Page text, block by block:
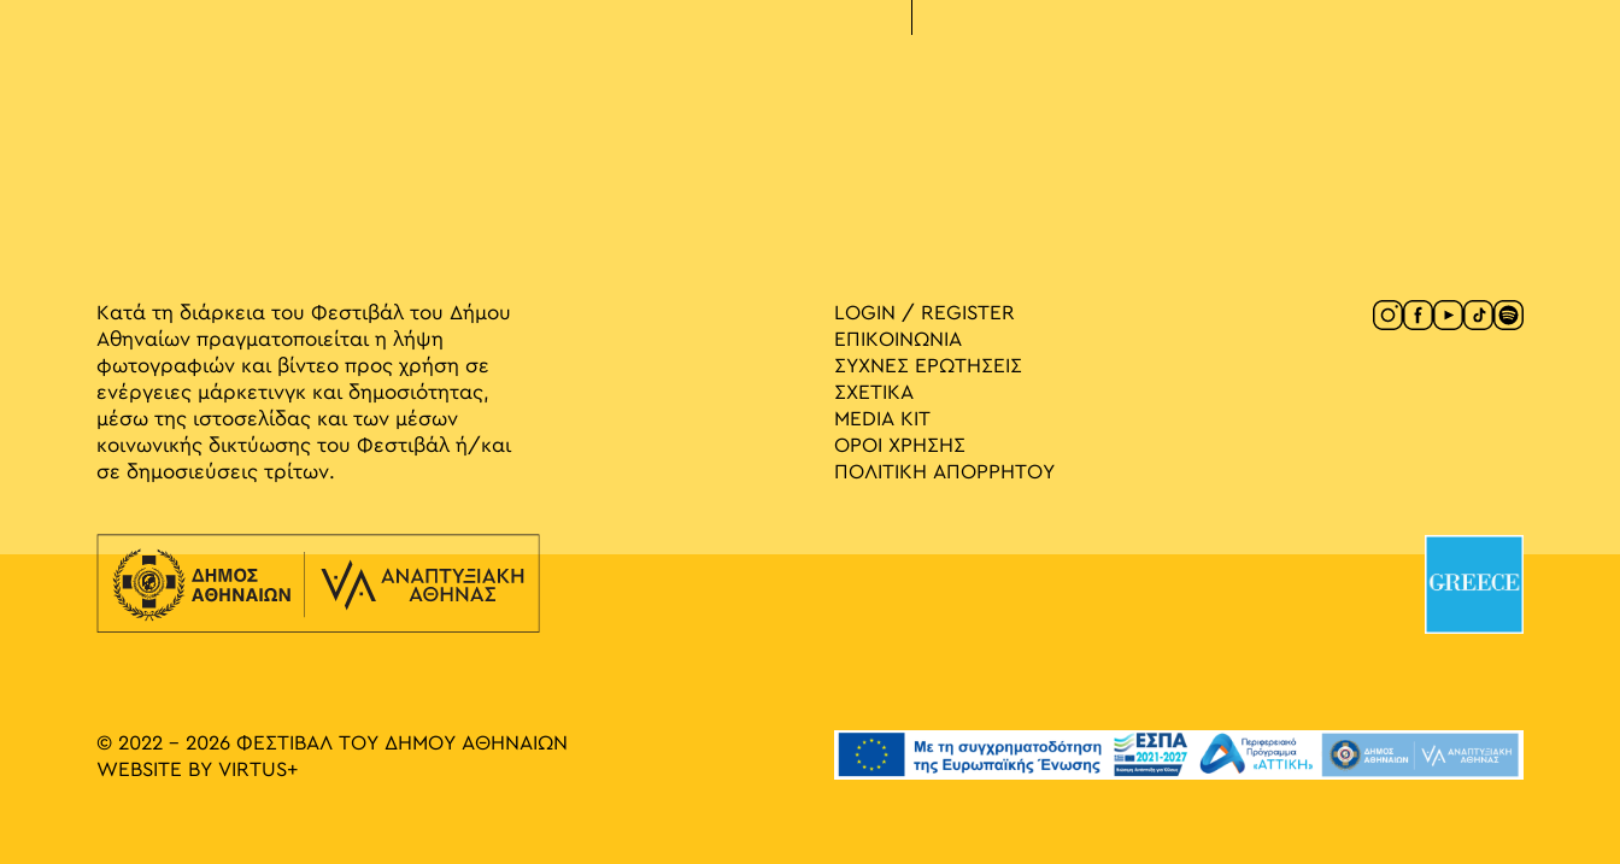
Κατά τη διάρκεια του Φεστιβάλ του Δήμου
Αθηναίων πραγματοποιείται η λήψη
φωτογραφιών και βίντεο προς χρήση σε
ενέργειες μάρκετινγκ και δημοσιότητας,
μέσω της ιστοσελίδας και των μέσων
κοινωνικής δικτύωσης του Φεστιβάλ ή/και
σε δημοσιεύσεις τρίτων.
LOGIN / REGISTER
ΕΠΙΚΟΙΝΩΝΙΑ
ΣΥΧΝΕΣ ΕΡΩΤΗΣΕΙΣ
ΣΧΕΤΙΚΑ
MEDIA ΚIT
ΟΡΟΙ ΧΡΗΣΗΣ
ΠΟΛΙΤΙΚΗ ΑΠΟΡΡΗΤΟΥ
© 2022 - 2026 ΦΕΣΤΙΒΑΛ ΤΟΥ ΔΗΜΟΥ ΑΘΗΝΑΙΩΝ
WEBSITE BY VIRTUS+